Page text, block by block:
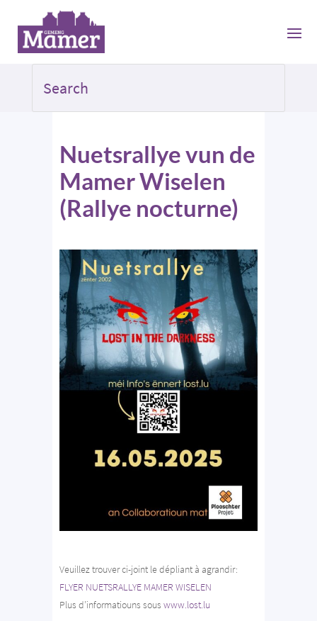
Nuetsrallye vun de
Mamer Wiselen
(Rallye nocturne)
Veuillez trouver ci-joint le dépliant à agrandir:
FLYER NUETSRALLYE MAMER WISELEN
Plus d’informatiouns sous www.lost.lu